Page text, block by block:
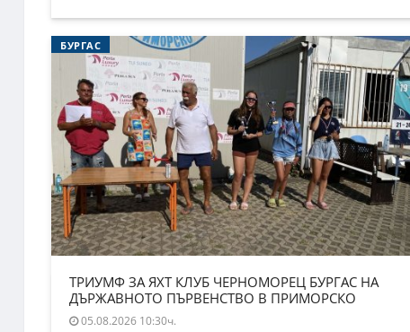
БУРГАС
ТРИУМФ ЗА ЯХТ КЛУБ ЧЕРНОМОРЕЦ БУРГАС НА
ДЪРЖАВНОТО ПЪРВЕНСТВО В ПРИМОРСКО
05.08.2026 10:30ч.